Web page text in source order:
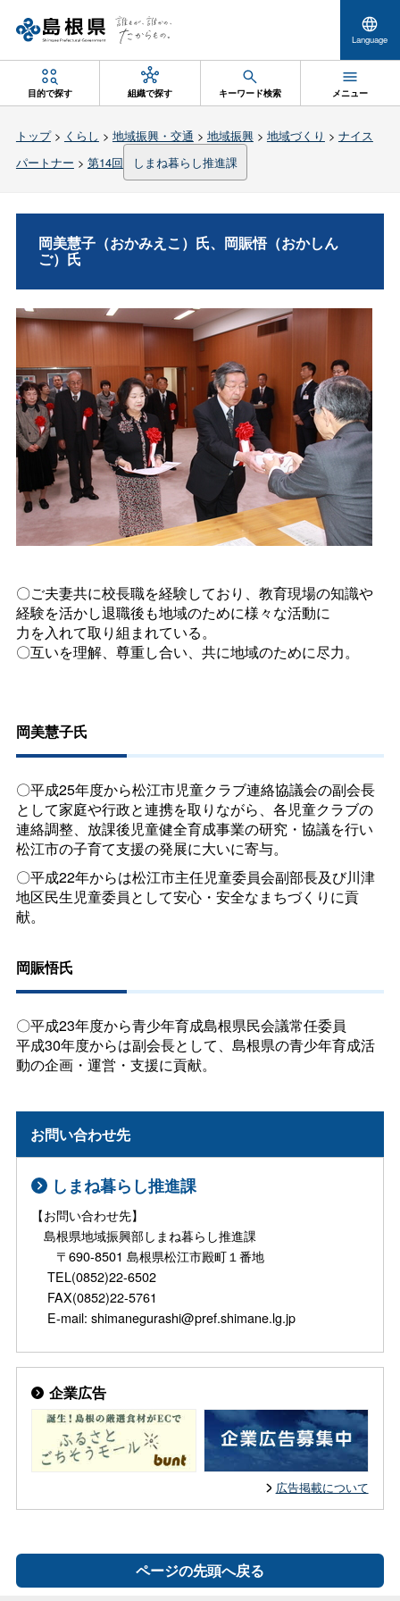
Language
目的で探す 組織で探す キーワード検索 メニュー
トップ> くらし > 地域振興・交通 > 地域振興> 地域づくり > ナイス
パートナー > 第14回 しまね暮らし推進課
岡美慧子（おかみえこ）氏、岡賑悟（おかしん
ご）氏
〇ご夫妻共に校長職を経験しており、教育現場の知識や
経験を活かし退職後も地域のために様々な活動に
力を入れて取り組まれている。
〇互いを理解、尊重し合い、共に地域のために尽力。
岡美慧子氏
〇平成25年度から松江市児童クラブ連絡協議会の副会長
として家庭や行政と連携を取りながら、各児童クラブの
連絡調整、放課後児童健全育成事業の研究・協議を行い
松江市の子育て支援の発展に大いに寄与。
〇平成22年からは松江市主任児童委員会副部長及び川津
地区民生児童委員として安心・安全なまちづくりに貢
献。
岡賑悟氏
〇平成23年度から青少年育成島根県民会議常任委員
平成30年度からは副会長として、島根県の青少年育成活
動の企画・運営・支援に貢献。
お問い合わせ先
しまね暮らし推進課
【お問い合わせ先】
島根県地域振興部しまね暮らし推進課
〒690-8501 島根県松江市殿町１番地
TEL(0852)22-6502
FAX(0852)22-5761
E-mail: shimanegurashi@pref.shimane.lg.jp
企業広告
広告掲載について
ページの先頭へ戻る